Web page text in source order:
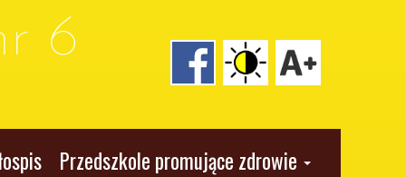
6
Przedszkole promujące zdrowie